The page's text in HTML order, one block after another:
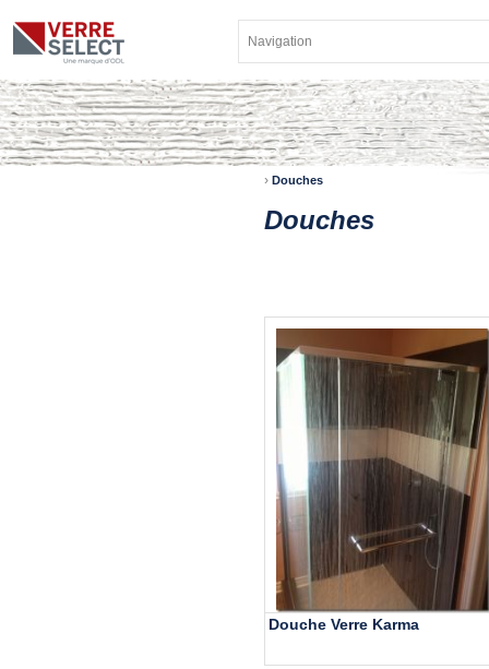
› Douches
Douches
Douche Verre Karma